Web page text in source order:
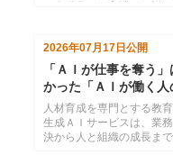
2026年07月17日公開
「ＡＩが仕事を奪う
かった「ＡＩが働く人
ビス６選
人材育成を専門とする教
生成ＡＩサービスは、業
決から人と組織の成長ま